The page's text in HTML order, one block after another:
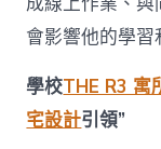
會影響他的學習
學校THE R3 寓
宅設計引領”